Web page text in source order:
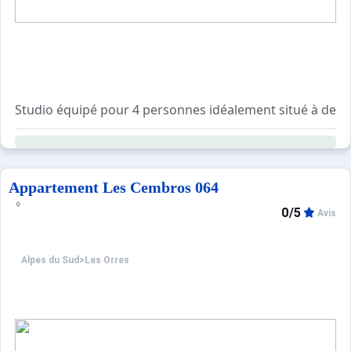
Studio équipé pour 4 personnes idéalement situé à
La remise des clés se fera directement auprès de
Appartement Les Cembros 064
Alpes du Sud > Les Orres
0/5 Avis